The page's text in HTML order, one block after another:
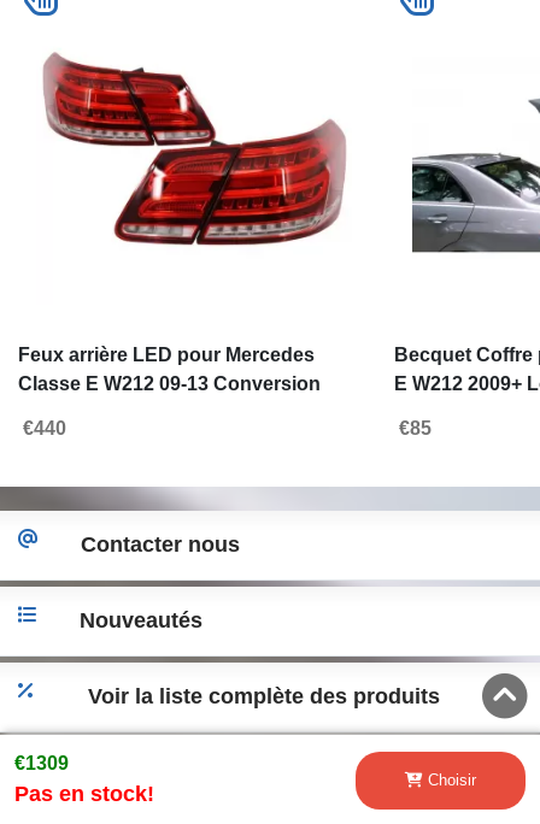
Feux arrière LED pour Mercedes
Classe E W212 09-13 Conversion
€440
Becquet Coffre
E W212 2009+
€85
€1309
Pas en stock!
Choisir
Contacter nous
Nouveautés
Voir la liste complète des produits
Accéder a la version desktop